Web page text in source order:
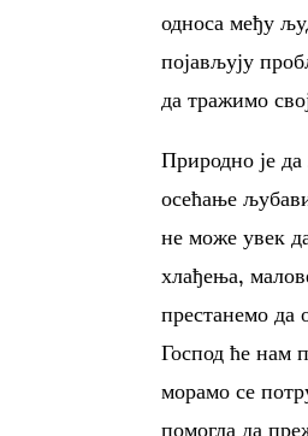
односа међу
појављују
да тражимо
Природно је
осећање
не може увек
хлађења,
престанемо да
Господ ће нам
морамо се
помогла да